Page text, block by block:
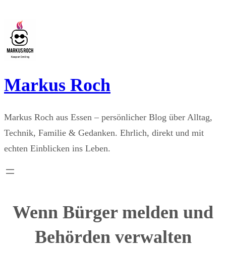
Inhalt
springen
Markus Roch
Markus Roch aus Essen – persönlicher Blog über Alltag,
Technik, Familie & Gedanken. Ehrlich, direkt und mit
echten Einblicken ins Leben.
Wenn Bürger melden und
Behörden verwalten